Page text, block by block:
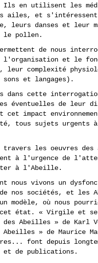
en utilisent les
ailes, et
leurs danses et leur
pollen.
de nous
l'organisation et le
leur complexité
sons et langages).
dans cette
éventuelles de leur
cet impact
tous sujets urgents
travers les oeuvres
à l'urgence de
à l'Abeille.
nous vivons un
de nos sociétés, et les
modèle, où nous
cet état. « Virgile et
des Abeilles » de Karl
» de Maurice
font depuis
et de publications.